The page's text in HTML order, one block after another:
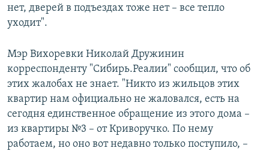
нет, дверей в подъездах тоже нет – все тепло
уходит".
Мэр Вихоревки Николай Дружинин
корреспонденту "Сибирь.Реалии" сообщил, что об
этих жалобах не знает. "Никто из жильцов этих
квартир нам официально не жаловался, есть на
сегодня единственное обращение из этого дома –
из квартиры №3 – от Криворучко. По нему
работаем, но оно вот недавно только поступило, –